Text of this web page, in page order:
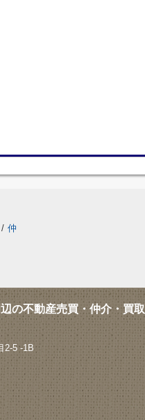
/ 仲
の不動産売買・仲介・買取
2-5 -1B